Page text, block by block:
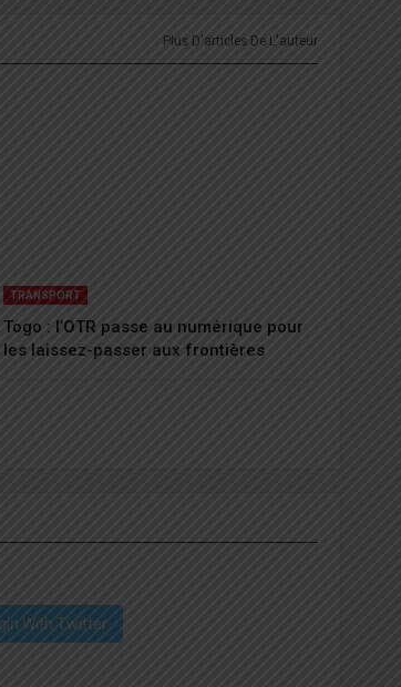
Plus D'articles De L'auteur
TRANSPORT
Togo : l’OTR passe au numérique pour
les laissez-passer aux frontières
With Twitter